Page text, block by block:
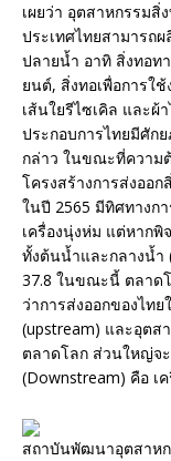
เผยว่า อุตสาหกรรมสิ่
ประเทศไทยสามารถ
ปลายน้ำ อาทิ สิ่งทอท
ยนต์, สิ่งทอเพื่อการ
เส้นใยรีไซเคิล และผ้
ประกอบการไทยมีศัก
กล่าว ในขณะที่ความ
โครงสร้างการส่งออ
ในปี 2565 มีทิศทางก
เครื่องนุ่งห่ม แต่หาก
ทั้งต้นน้ำและกลางน้ำ
37.8 ในขณะนี้ ตลาดโ
ว่าการส่งออกของไท
(upstream) และอุตส
ตลาดโลก ส่วนใหญ่จ
(Downstream) คือ เ
สถาบันพัฒนาอุตสาหก